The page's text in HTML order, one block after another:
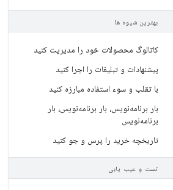
بهترین شیوه ها
کاتالوگ محصولات خود را مدیریت کنید
پیشنهادات و تبلیغات را اجرا کنید
با تقلب و سوء استفاده مبارزه کنید
بار برنامه‌نویس، بار برنامه‌نویس، بار
برنامه‌نویس
تاریخچه خرید را پرس و جو کنید
تست و عیب یابی